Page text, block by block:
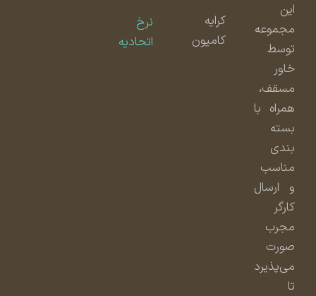
مجموعه
توسط
مسقف،
همراه با
بسته
بندی
مناسب
و ارسال
مجرب
صورت
می‌پذیرد
کامیون
اتحادیه